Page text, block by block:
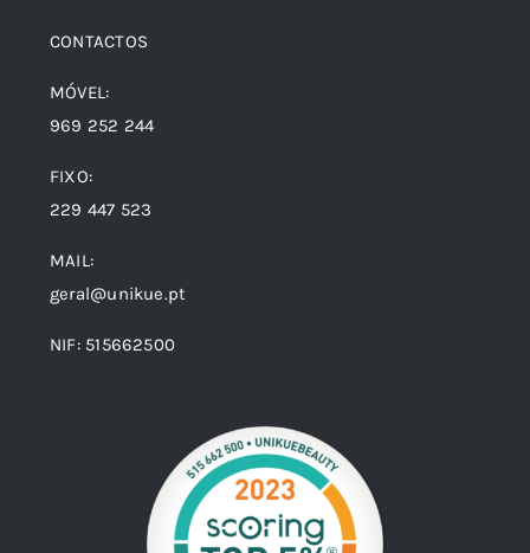
CONTACTOS
MÓVEL:
969 252 244
FIXO:
229 447 523
MAIL:
geral@unikue.pt
NIF: 515662500